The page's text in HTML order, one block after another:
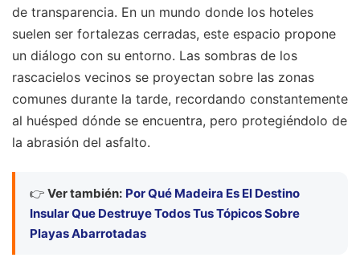
de transparencia. En un mundo donde los hoteles
suelen ser fortalezas cerradas, este espacio propone
un diálogo con su entorno. Las sombras de los
rascacielos vecinos se proyectan sobre las zonas
comunes durante la tarde, recordando constantemente
al huésped dónde se encuentra, pero protegiéndolo de
la abrasión del asfalto.
👉 Ver también: Por Qué Madeira Es El Destino
Insular Que Destruye Todos Tus Tópicos Sobre
Playas Abarrotadas